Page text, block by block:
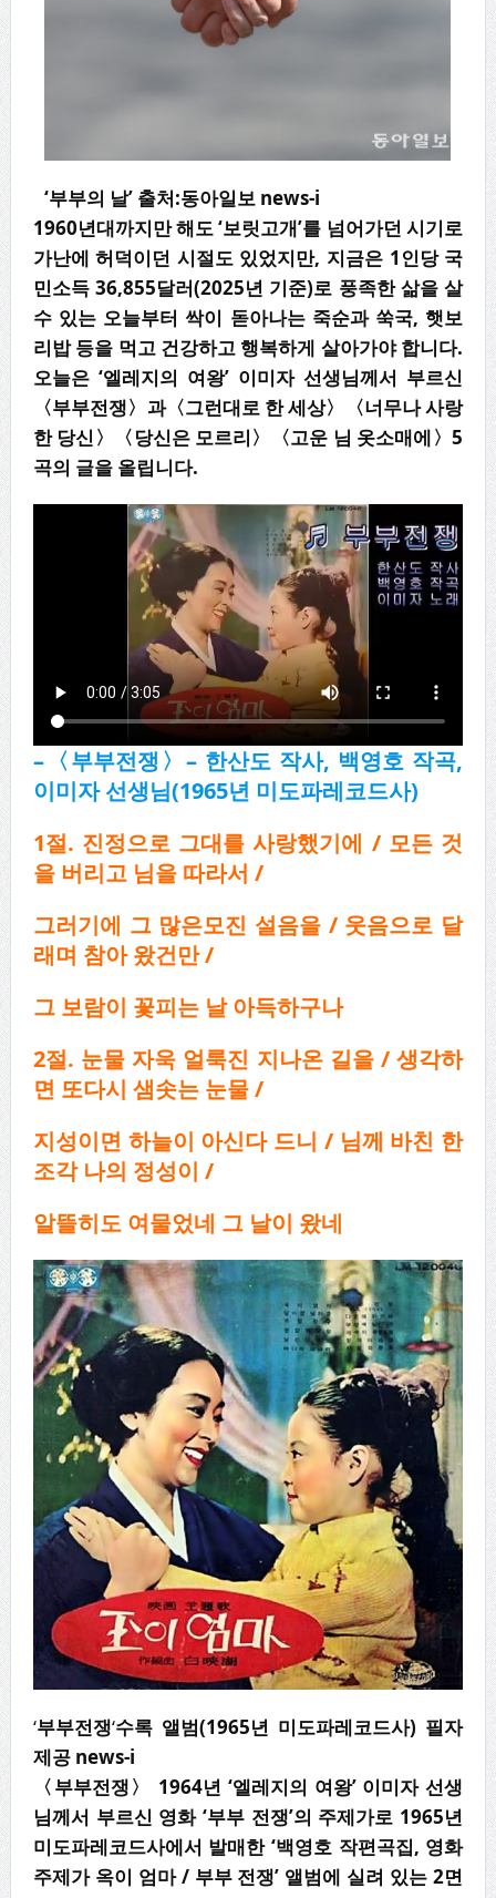
‘부부의 날’ 출처:동아일보 news-i
1960년대까지만 해도 ‘보릿고개’를 넘어가던 시기로
가난에 허덕이던 시절도 있었지만, 지금은 1인당 국
민소득 36,855달러(2025년 기준)로 풍족한 삶을 살
수 있는 오늘부터 싹이 돋아나는 죽순과 쑥국, 햇보
리밥 등을 먹고 건강하고 행복하게 살아가야 합니다.
오늘은 ‘엘레지의 여왕’ 이미자 선생님께서 부르신
〈부부전쟁〉과〈그런대로 한 세상〉〈너무나 사랑
한 당신〉〈당신은 모르리〉〈고운 님 옷소매에〉5
곡의 글을 올립니다.
–〈부부전쟁 〉– 한산도 작사, 백영호 작곡,
이미자 선생님(1965년 미도파레코드사)
1절. 진정으로 그대를 사랑했기에 / 모든 것
을 버리고 님을 따라서 /
그러기에 그 많은모진 설음을 / 웃음으로 달
래며 참아 왔건만 /
그 보람이 꽃피는 날 아득하구나
2절. 눈물 자욱 얼룩진 지나온 길을 / 생각하
면 또다시 샘솟는 눈물 /
지성이면 하늘이 아신다 드니 / 님께 바친 한
조각 나의 정성이 /
알뜰히도 여물었네 그 날이 왔네
‘부부전쟁‘수록 앨범(1965년 미도파레코드사) 필자
제공 news-i
〈부부전쟁〉 1964년 ‘엘레지의 여왕’ 이미자 선생
님께서 부르신 영화 ‘부부 전쟁’의 주제가로 1965년
미도파레코드사에서 발매한 ‘백영호 작편곡집, 영화
주제가 옥이 엄마/ 부부 전쟁’ 앨범에 실려 있는2면